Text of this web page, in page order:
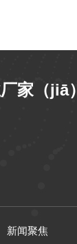
家（jiā）
新闻聚焦